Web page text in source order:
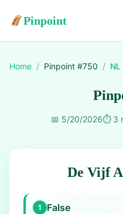
Pinpoint
Home / Pinpoint #750 / NL
📅 5/20/2026⏱️ 3
De Vijf
1 False